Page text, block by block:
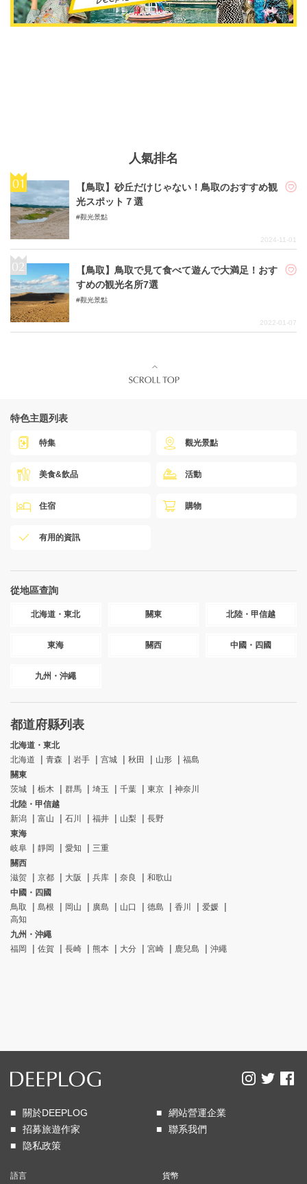
人氣排名
【鳥取】砂丘だけじゃない！鳥取のおすすめ観
光スポット７選
觀光景點
2024-11-01
【鳥取】鳥取で見て食べて遊んで大満足！おす
すめの観光名所7選
觀光景點
2022-01-07
特色主題列表
特集 觀光景點
美食&飲品 活動
住宿 購物
有用的資訊
從地區查詢
北海道・東北 關東 北陸・甲信越
東海 關西 中國・四國
九州・沖繩
都道府縣列表
北海道・東北
北海道
青森 岩手 宫城 秋田 山形
福島
關東
茨城
栃木 群馬 埼玉 千葉 東京
神奈川
北陸・甲信越
新潟
富山 石川 福井 山梨
長野
東海
岐阜
靜岡 愛知
三重
關西
滋贺
京都 大阪 兵库 奈良
和歌山
中國・四國
鳥取
島根 岡山 廣島 山口 德島 香川
爱媛
高知
九州・沖繩
福岡
佐賀 長崎 熊本 大分 宮崎 鹿兒島 沖繩
關於DEEPLOG
網站營運企業
招募旅遊作家
聯系我們
隐私政策
語言 貨幣